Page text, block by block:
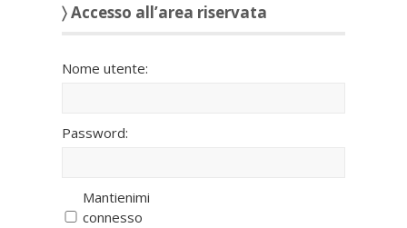
〉 Accesso all’area riservata
Nome utente:
Password:
Mantienimi
connesso